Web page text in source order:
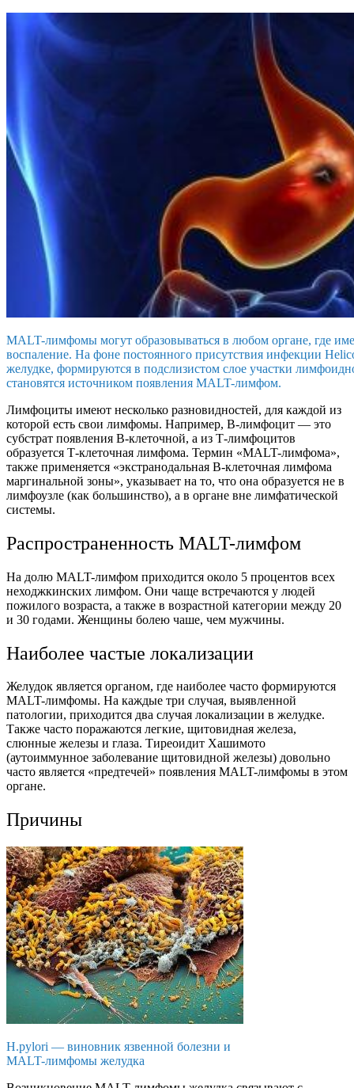
MALT-лимфомы могут образовываться в любом органе, где
воспаление. На фоне постоянного присутствия инфекции
желудке, формируются в подслизистом слое участки
становятся источником появления MALT-лимфом.
Лимфоциты имеют несколько разновидностей, для каждой из
которой есть свои лимфомы. Например, В-лимфоцит — это
субстрат появления В-клеточной, а из Т-лимфоцитов
образуется Т-клеточная лимфома. Термин «MALT-лимфома»,
также применяется «экстранодальная B-клеточная лимфома
маргинальной зоны», указывает на то, что она образуется не в
лимфоузле (как большинство), а в органе вне лимфатической
системы.
Распространенность MALT-лимфом
На долю MALT-лимфом приходится около 5 процентов всех
неходжкинских лимфом. Они чаще встречаются у людей
пожилого возраста, а также в возрастной категории между 20
и 30 годами. Женщины болею чаше, чем мужчины.
Наиболее частые локализации
Желудок является органом, где наиболее часто формируются
MALT-лимфомы. На каждые три случая, выявленной
патологии, приходится два случая локализации в желудке.
Также часто поражаются легкие, щитовидная железа,
слюнные железы и глаза. Тиреоидит Хашимото
(аутоиммунное заболевание щитовидной железы) довольно
часто является «предтечей» появления MALT-лимфомы в этом
органе.
Причины
H.pylori — виновник язвенной болезни и
MALT-лимфомы желудка